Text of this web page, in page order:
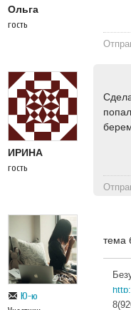
Ольга
гость
ИРИНА
гость
Ю-ю
тема